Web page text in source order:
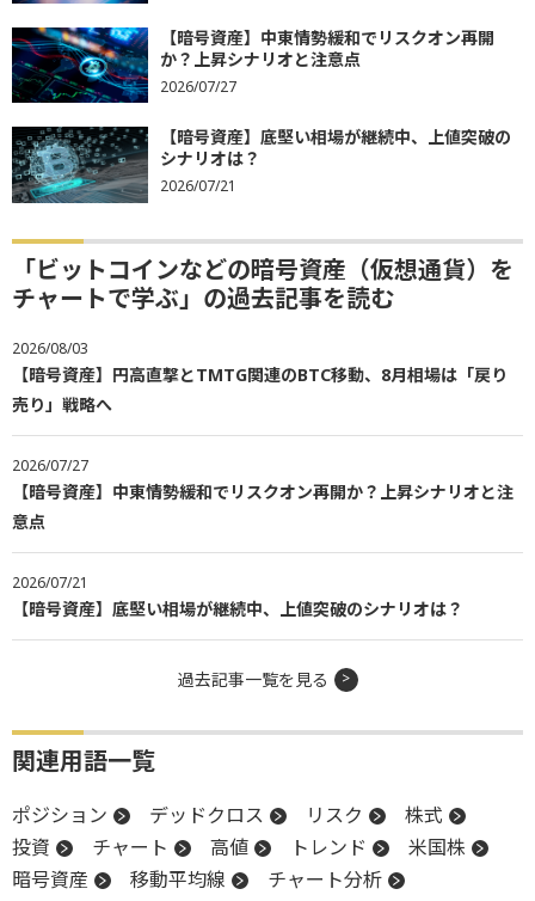
【暗号資産】中東情勢緩和でリスクオン再開
か？上昇シナリオと注意点
2026/07/27
【暗号資産】底堅い相場が継続中、上値突破の
シナリオは？
2026/07/21
「ビットコインなどの暗号資産（仮想通貨）を
チャートで学ぶ」の過去記事を読む
2026/08/03
【暗号資産】円高直撃とTMTG関連のBTC移動、8月相場は「戻り
売り」戦略へ
2026/07/27
【暗号資産】中東情勢緩和でリスクオン再開か？上昇シナリオと注
意点
2026/07/21
【暗号資産】底堅い相場が継続中、上値突破のシナリオは？
過去記事一覧を見る
関連用語一覧
ポジション デッドクロス リスク
株式
投資
チャート 高値 トレンド
米国株
暗号資産
移動平均線
チャート分析